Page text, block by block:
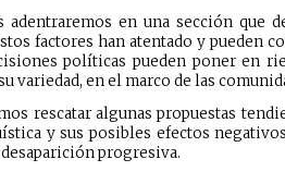
adentraremos en una sección que
factores han atentado y pueden
políticas pueden poner en
variedad, en el marco de las
rescatar algunas propuestas
y sus posibles efectos
progresiva.